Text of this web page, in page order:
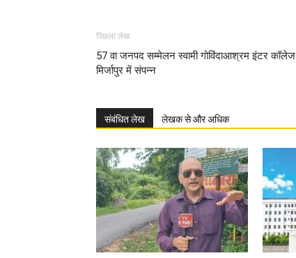
पिछला लेख
57 वा जनपद सम्मेलन स्वामी गोविंदाआश्रम इंटर कॉलेज
मिर्जापुर में संपन्न
संबंधित लेख लेखक से और अधिक